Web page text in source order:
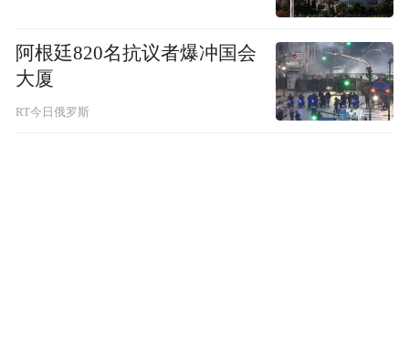
来源：鲁法号
阿根廷820名抗议者爆冲国会
大厦
RT今日俄罗斯